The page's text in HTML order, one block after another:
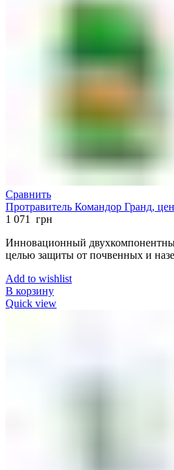
Сравнить
Протравитель Командор Гранд,
1 071
грн
Инновационный
целью защиты от почвенных и
Add to wishlist
В корзину
Quick view